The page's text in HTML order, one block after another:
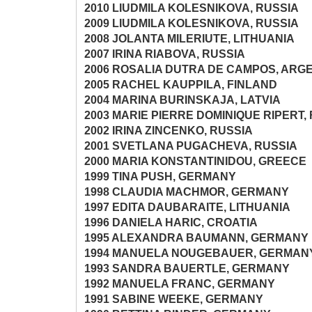
2010 LIUDMILA KOLESNIKOVA, RUSSIA
2009 LIUDMILA KOLESNIKOVA, RUSSIA
2008 JOLANTA MILERIUTE, LITHUANIA
2007 IRINA RIABOVA, RUSSIA
2006 ROSALIA DUTRA DE CAMPOS,
2005 RACHEL KAUPPILA, FINLAND
2004 MARINA BURINSKAJA, LATVIA
2003 MARIE PIERRE DOMINIQUE RIPERT,
2002 IRINA ZINCENKO, RUSSIA
2001 SVETLANA PUGACHEVA, RUSSIA
2000 MARIA KONSTANTINIDOU, GREECE
1999 TINA PUSH, GERMANY
1998 CLAUDIA MACHMOR, GERMANY
1997 EDITA DAUBARAITE, LITHUANIA
1996 DANIELA HARIC, CROATIA
1995 ALEXANDRA BAUMANN, GERMANY
1994 MANUELA NOUGEBAUER,
1993 SANDRA BAUERTLE, GERMANY
1992 MANUELA FRANC, GERMANY
1991 SABINE WEEKE, GERMANY